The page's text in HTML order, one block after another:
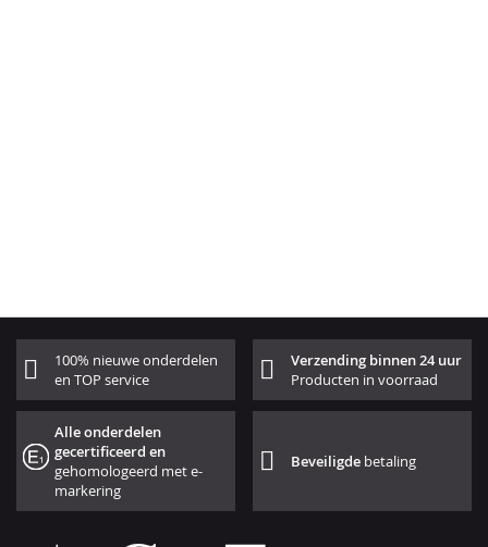
100% nieuwe onderdelen
en TOP service
Verzending binnen 24 uur
Producten in voorraad
Alle onderdelen
gecertificeerd en
gehomologeerd met e-
markering
Beveiligde betaling